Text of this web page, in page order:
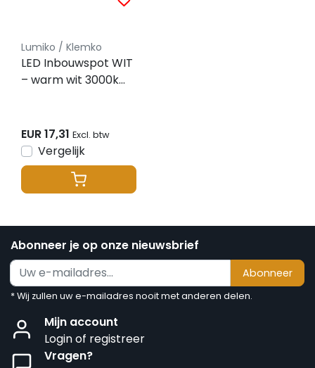
Lumiko / Klemko
LED Inbouwspot WIT
– warm wit 3000k
EUR 17,31 Excl. btw
Vergelijk
Abonneer je op onze nieuwsbrief
Abonneer
* Wij zullen uw e-mailadres nooit met anderen delen.
Mijn account
Login of registreer
Vragen?